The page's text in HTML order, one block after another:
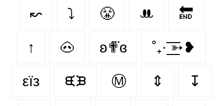
↜ ⤵ 😤 ꔚ 🔚
↑ 🐽 ʚ✟⃛ɞ ˚₊· ͟͟͞͞➳❥
εїз ᙙᙖ Ⓜ ⇕ ↧